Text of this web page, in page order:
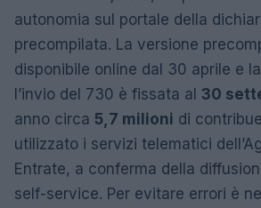
autonomia sul portale della
precompilata. La versione
disponibile online dal 30 aprile e
l’invio del 730 è fissata al 30
anno circa 5,7 milioni di
utilizzato i servizi telematici
Entrate, a conferma della
self-service. Per evitare errori è